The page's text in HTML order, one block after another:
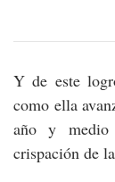
Y de este
como ella
año y medio
crispación de